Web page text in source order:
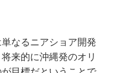
なるニアショア開発
来的に沖縄発のオリ